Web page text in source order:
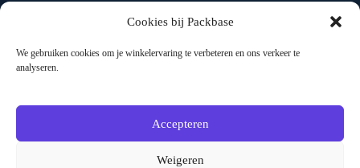
Cookies bij Packbase
We gebruiken cookies om je winkelervaring te verbeteren en ons verkeer te
analyseren.
Accepteren
Weigeren
Pokémonkaart livestream
Algemene voorwaarden
Privacybeleid
Over ons
Contact